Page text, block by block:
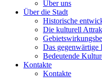
Über uns
Über die Stadt
Historische
Die kulturell
Das gegenwärtige
Bedeutende
Kontakte
Kontakte